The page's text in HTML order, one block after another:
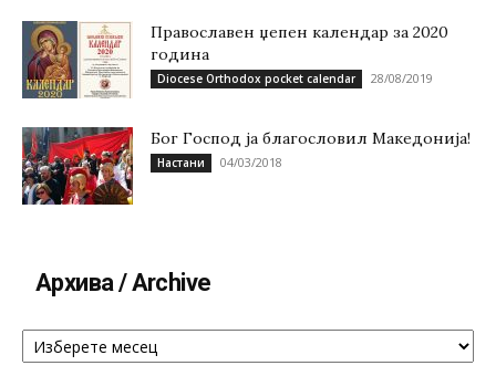
Православен џепен календар за 2020
година
Diocese Orthodox pocket calendar 28/08/2019
Бог Господ ја благословил Македонија!
Настани 04/03/2018
Архива / Archive
Архива